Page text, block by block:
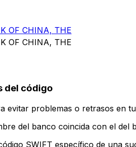
OF CHINA, THE
OF CHINA, THE
del código
problemas o retrasos en
del banco coincida con el del
SWIFT específico de una